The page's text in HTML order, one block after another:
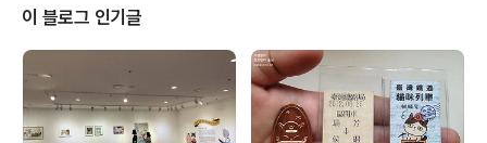
전쟁기념관(www.warmemo.co.kr)이 그런 곳이다. 전쟁을 주제로 한 역사
탐방 서울 용산구 용산동에 위치한 전쟁기념관은 구 육군 본부 자리에 1994..
이 블로그 인기글